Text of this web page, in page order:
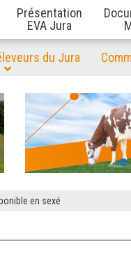
Présentation
EVA Jura
du Jura
en sexé